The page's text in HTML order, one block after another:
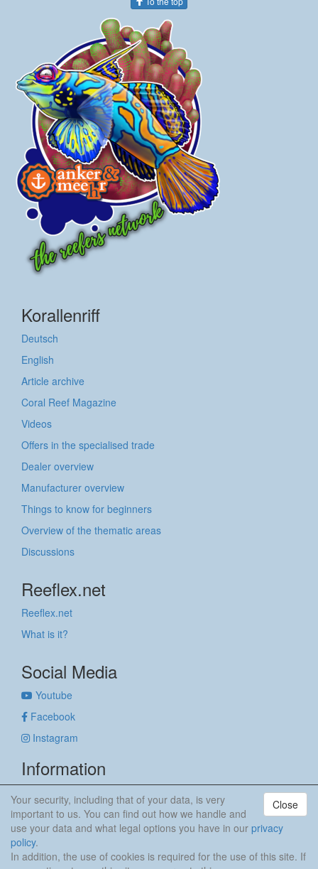
Korallenriff
Deutsch
English
Article archive
Coral Reef Magazine
Videos
Offers in the specialised trade
Dealer overview
Manufacturer overview
Things to know for beginners
Overview of the thematic areas
Discussions
Reeflex.net
Reeflex.net
What is it?
Social Media
Youtube
Facebook
Instagram
Information
Privacy policy
anker & meehr
Close
Your security, including that of your data, is very
important to us. You can find out how we handle and
use your data and what legal options you have in our privacy
policy.
In addition, the use of cookies is required for the use of this site. If